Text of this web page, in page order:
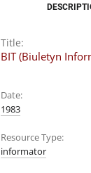
Title:
BIT (Biuletyn
Date:
1983
Resource Type:
informator